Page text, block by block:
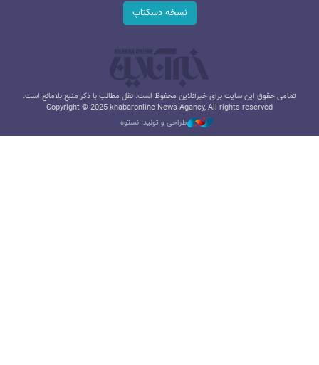
نسخه دسکتاپ
تمامی حقوق این سایت برای خبرآنلاین محفوظ است. نقل مطالب با ذکر منبع بلامانع است.
Copyright © 2025 khabaronline News Agancy, All rights reserved
طراحی و تولید: نستوه